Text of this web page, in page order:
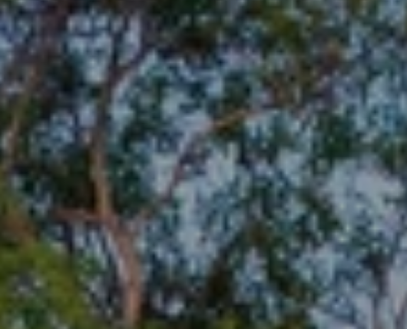
Nuestro impacto
Turismo sustentable
Política de privacidad
Empleos
Nuestro depósito 100% reembolsable
Seguro de viajes
Garantía de precio
Cuándo viajar a África